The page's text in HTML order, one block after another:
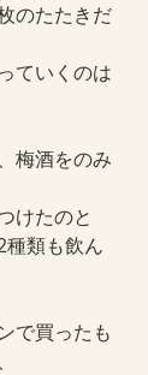
のたたきだ
ていくのは
梅酒をのみ
けたのと
種類も飲ん
で買ったも